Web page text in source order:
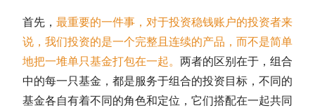
首先， 最重要的一件事，对于投资稳钱账户的投资者来
说，我们投资的是一个完整且连续的产品，而不是简单
地把一堆单只基金打包在一起。 两者的区别在于，组合
中的每一只基金，都是服务于组合的投资目标，不同的
基金各自有着不同的角色和定位，它们搭配在一起共同